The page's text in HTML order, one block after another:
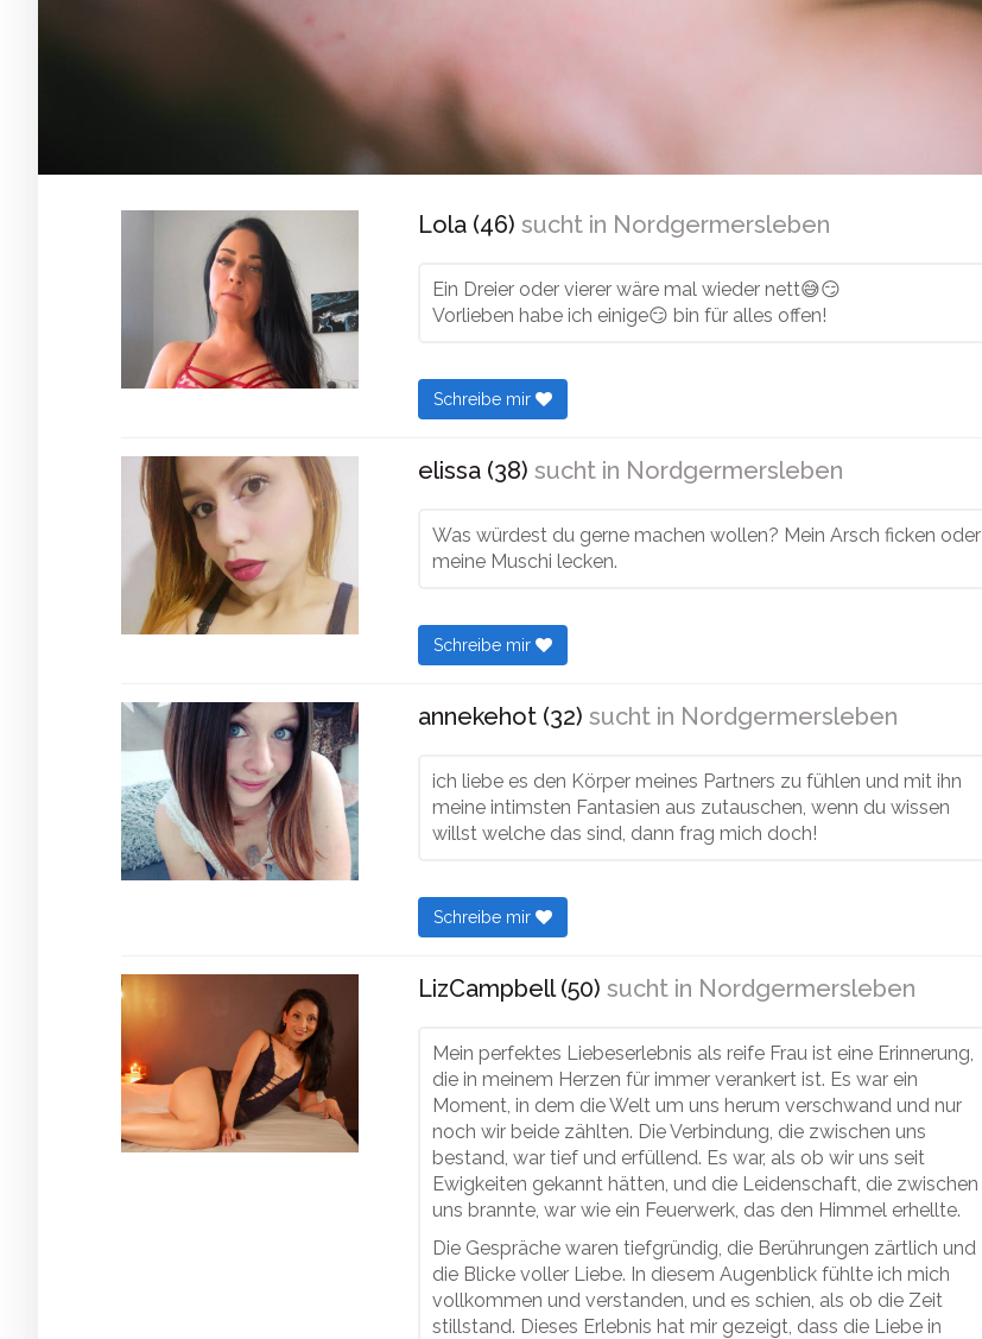
Lola (46) sucht in Nordgermersleben
Ein Dreier oder vierer wäre mal wieder nett😅😏
Vorlieben habe ich einige😏 bin für alles offen!
Schreibe mir
elissa (38) sucht in Nordgermersleben
Was würdest du gerne machen wollen? Mein Arsch ficken oder
meine Muschi lecken.
Schreibe mir
annekehot (32) sucht in Nordgermersleben
ich liebe es den Körper meines Partners zu fühlen und mit ihn
meine intimsten Fantasien aus zutauschen, wenn du wissen
willst welche das sind, dann frag mich doch!
Schreibe mir
LizCampbell (50) sucht in Nordgermersleben
Mein perfektes Liebeserlebnis als reife Frau ist eine Erinnerung,
die in meinem Herzen für immer verankert ist. Es war ein
Moment, in dem die Welt um uns herum verschwand und nur
noch wir beide zählten. Die Verbindung, die zwischen uns
bestand, war tief und erfüllend. Es war, als ob wir uns seit
Ewigkeiten gekannt hätten, und die Leidenschaft, die zwischen
uns brannte, war wie ein Feuerwerk, das den Himmel erhellte.
Die Gespräche waren tiefgründig, die Berührungen zärtlich und
die Blicke voller Liebe. In diesem Augenblick fühlte ich mich
vollkommen und verstanden, und es schien, als ob die Zeit
stillstand. Dieses Erlebnis hat mir gezeigt, dass die Liebe in